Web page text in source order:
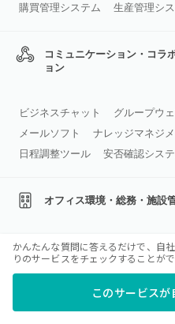
購買管理システム
生産管理シ
コミュニケーション・コラ
ョン
ビジネスチャット グループウ
メールソフト
ナレッジマネジ
日程調整ツール
安否確認シス
オフィス環境・総務・施設
受付・入退室管理システム
文書・契約管理
かんたんな質問に答えるだけで、自
りのサービスをチェックすることがで
このサービス